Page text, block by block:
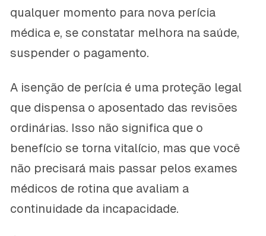
qualquer momento para nova perícia
médica e, se constatar melhora na saúde,
suspender o pagamento.
A isenção de perícia é uma proteção legal
que dispensa o aposentado das revisões
ordinárias. Isso não significa que o
benefício se torna vitalício, mas que você
não precisará mais passar pelos exames
médicos de rotina que avaliam a
continuidade da incapacidade.